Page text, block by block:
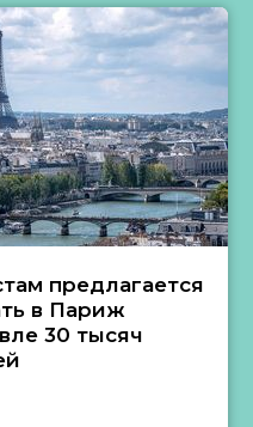
предлагается
в Париж
30 тысяч